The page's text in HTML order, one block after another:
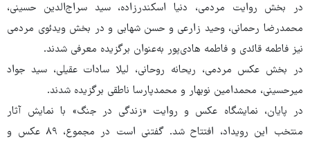
در بخش روایت مردمی، دنیا اسکندرزاده، سید سراج‌الدین حسینی،
محمدرضا رحمانی، وحید زارعی و حسن شهابی و در بخش ویدئوی مردمی
نیز فاطمه قائدی و فاطمه هادی‌پور به‌عنوان برگزیده معرفی شدند.
در بخش عکس مردمی، ریحانه روحانی، لیلا سادات عقیلی، سید جواد
میرحسینی، محمدامین نوبهار و محمدپارسا ناطقی برگزیده شدند.
در پایان، نمایشگاه عکس و روایت «زندگی در جنگ» با نمایش آثار
منتخب این رویداد، افتتاح شد. گفتنی است در مجموع، ۸۹ عکس و